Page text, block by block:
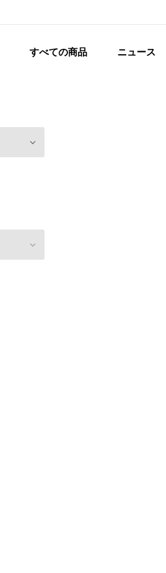
すべての商品 ニュース